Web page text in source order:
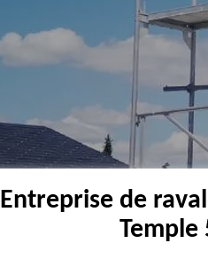
Entreprise de
Temple